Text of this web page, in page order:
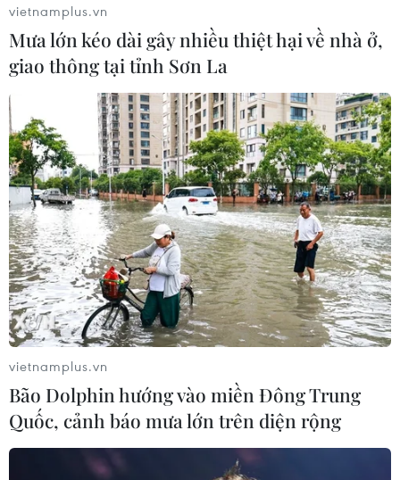
Tránh để xảy ra sai sót về chủ quyền ở các
ấn phẩm
Các nhà xuất bản cần rà soát lại quy trình xuất bản và
biên tập kỹ các đề tài giáo dục, chủ quyền biển đảo...
để tránh xảy ra sai sót.
vietnamplus.vn
Mưa lớn kéo dài gây nhiều thiệt hại về nhà ở,
giao thông tại tỉnh Sơn La
vietnamplus.vn
Bão Dolphin hướng vào miền Đông Trung
Quốc, cảnh báo mưa lớn trên diện rộng